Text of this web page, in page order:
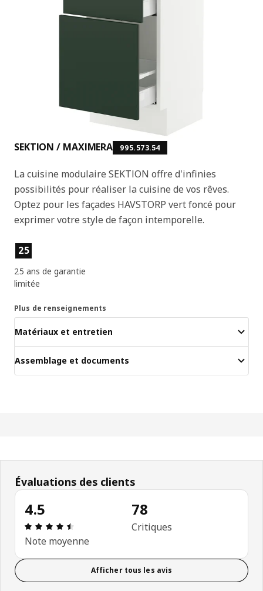
SEKTION / MAXIMERA 995.573.54
La cuisine modulaire SEKTION offre d'infinies
possibilités pour réaliser la cuisine de vos rêves.
Optez pour les façades HAVSTORP vert foncé pour
exprimer votre style de façon intemporelle.
Caractéristiques principales
25
25 ans de garantie
limitée
Plus de renseignements
Matériaux et entretien
Assemblage et documents
Évaluations des clients
4.5
Avis: 4.5 sur 5 étoiles. Nombre total d'avis: 78
Note moyenne
78
Critiques
Afficher tous les avis